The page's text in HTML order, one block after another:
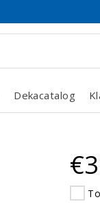
Dekacatalog